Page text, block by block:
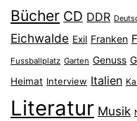
Bücher CD DDR
Eichwalde Exil Franken
Fussballplatz Garten Genuss
Heimat Interview Italien
Literatur Musik